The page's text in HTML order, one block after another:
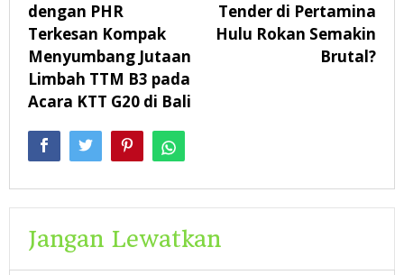
dengan PHR
Terkesan Kompak
Menyumbang Jutaan
Limbah TTM B3 pada
Acara KTT G20 di Bali
Tender di Pertamina
Hulu Rokan Semakin
Brutal?
Jangan Lewatkan